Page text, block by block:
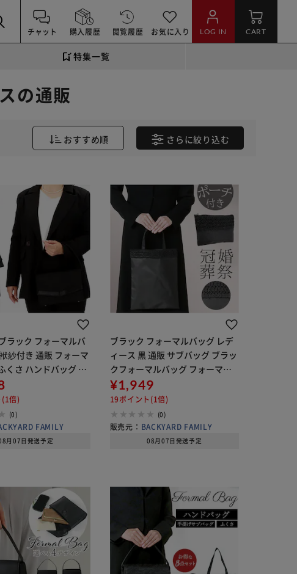
チャット 購入履歴 閲覧履歴 お気に入り LOG IN CART
特集一覧
の通販
おすすめ順 さらに絞り込む
ラック フォーマルバ
紗付き 通販 フォーマ
くさ ハンドバッグ ハ
弔事 ブラックフォー
用 ブラック 黒 レディ
祭 鞄 カバン 布
倍)
(0)
FAMILY
月07日発送予定
ブラック フォーマルバッグ レデ
ィース 黒 通販 サブバッグ ブラッ
クフォーマルバッグ フォーマル
バック フォーマル バッグ トート
バッグ 手提げバッグ レース 5100
ポーチ付き 葬儀 弔事 お通
¥1,949
19ポイント(1倍)
(0)
販売元： BACKYARD FAMILY
08月07日発送予定